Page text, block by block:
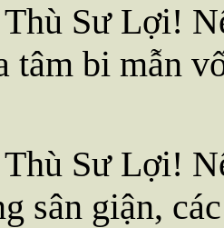
Sư Lợi!
tâm bi mẫn
Sư Lợi!
sân giận,